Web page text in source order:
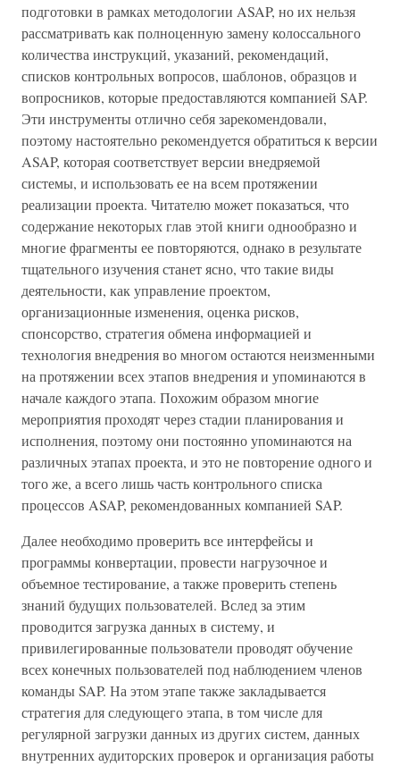
подготовки в рамках методологии ASAP, но их нельзя
рассматривать как полноценную замену колоссального
количества инструкций, указаний, рекомендаций,
списков контрольных вопросов, шаблонов, образцов и
вопросников, которые предоставляются компанией SAP.
Эти инструменты отлично себя зарекомендовали,
поэтому настоятельно рекомендуется обратиться к версии
ASAP, которая соответствует версии внедряемой
системы, и использовать ее на всем протяжении
реализации проекта. Читателю может показаться, что
содержание некоторых глав этой книги однообразно и
многие фрагменты ее повторяются, однако в результате
тщательного изучения станет ясно, что такие виды
деятельности, как управление проектом,
организационные изменения, оценка рисков,
спонсорство, стратегия обмена информацией и
технология внедрения во многом остаются неизменными
на протяжении всех этапов внедрения и упоминаются в
начале каждого этапа. Похожим образом многие
мероприятия проходят через стадии планирования и
исполнения, поэтому они постоянно упоминаются на
различных этапах проекта, и это не повторение одного и
того же, а всего лишь часть контрольного списка
процессов ASAP, рекомендованных компанией SAP.
Далее необходимо проверить все интерфейсы и
программы конвертации, провести нагрузочное и
объемное тестирование, а также проверить степень
знаний будущих пользователей. Вслед за этим
проводится загрузка данных в систему, и
привилегированные пользователи проводят обучение
всех конечных пользователей под наблюдением членов
команды SAP. На этом этапе также закладывается
стратегия для следующего этапа, в том числе для
регулярной загрузки данных из других систем, данных
внутренних аудиторских проверок и организация работы